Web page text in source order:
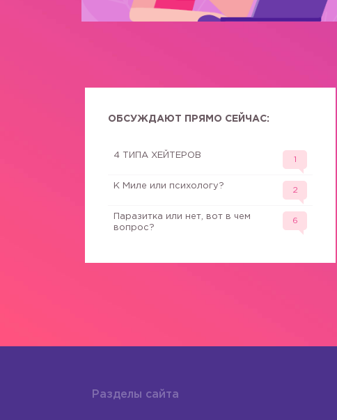
ОБСУЖДАЮТ ПРЯМО СЕЙЧАС:
4 ТИПА ХЕЙТЕРОВ
1
К Миле или психологу?
2
Паразитка или нет, вот в чем
вопрос?
6
Разделы сайта